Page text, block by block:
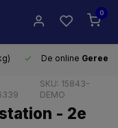
0
De online
SKU: 15843-
DEMO
- 2e